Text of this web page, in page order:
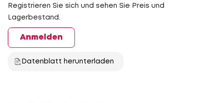
Registrieren Sie sich und sehen Sie Preis und
Lagerbestand.
Anmelden
Datenblatt herunterladen